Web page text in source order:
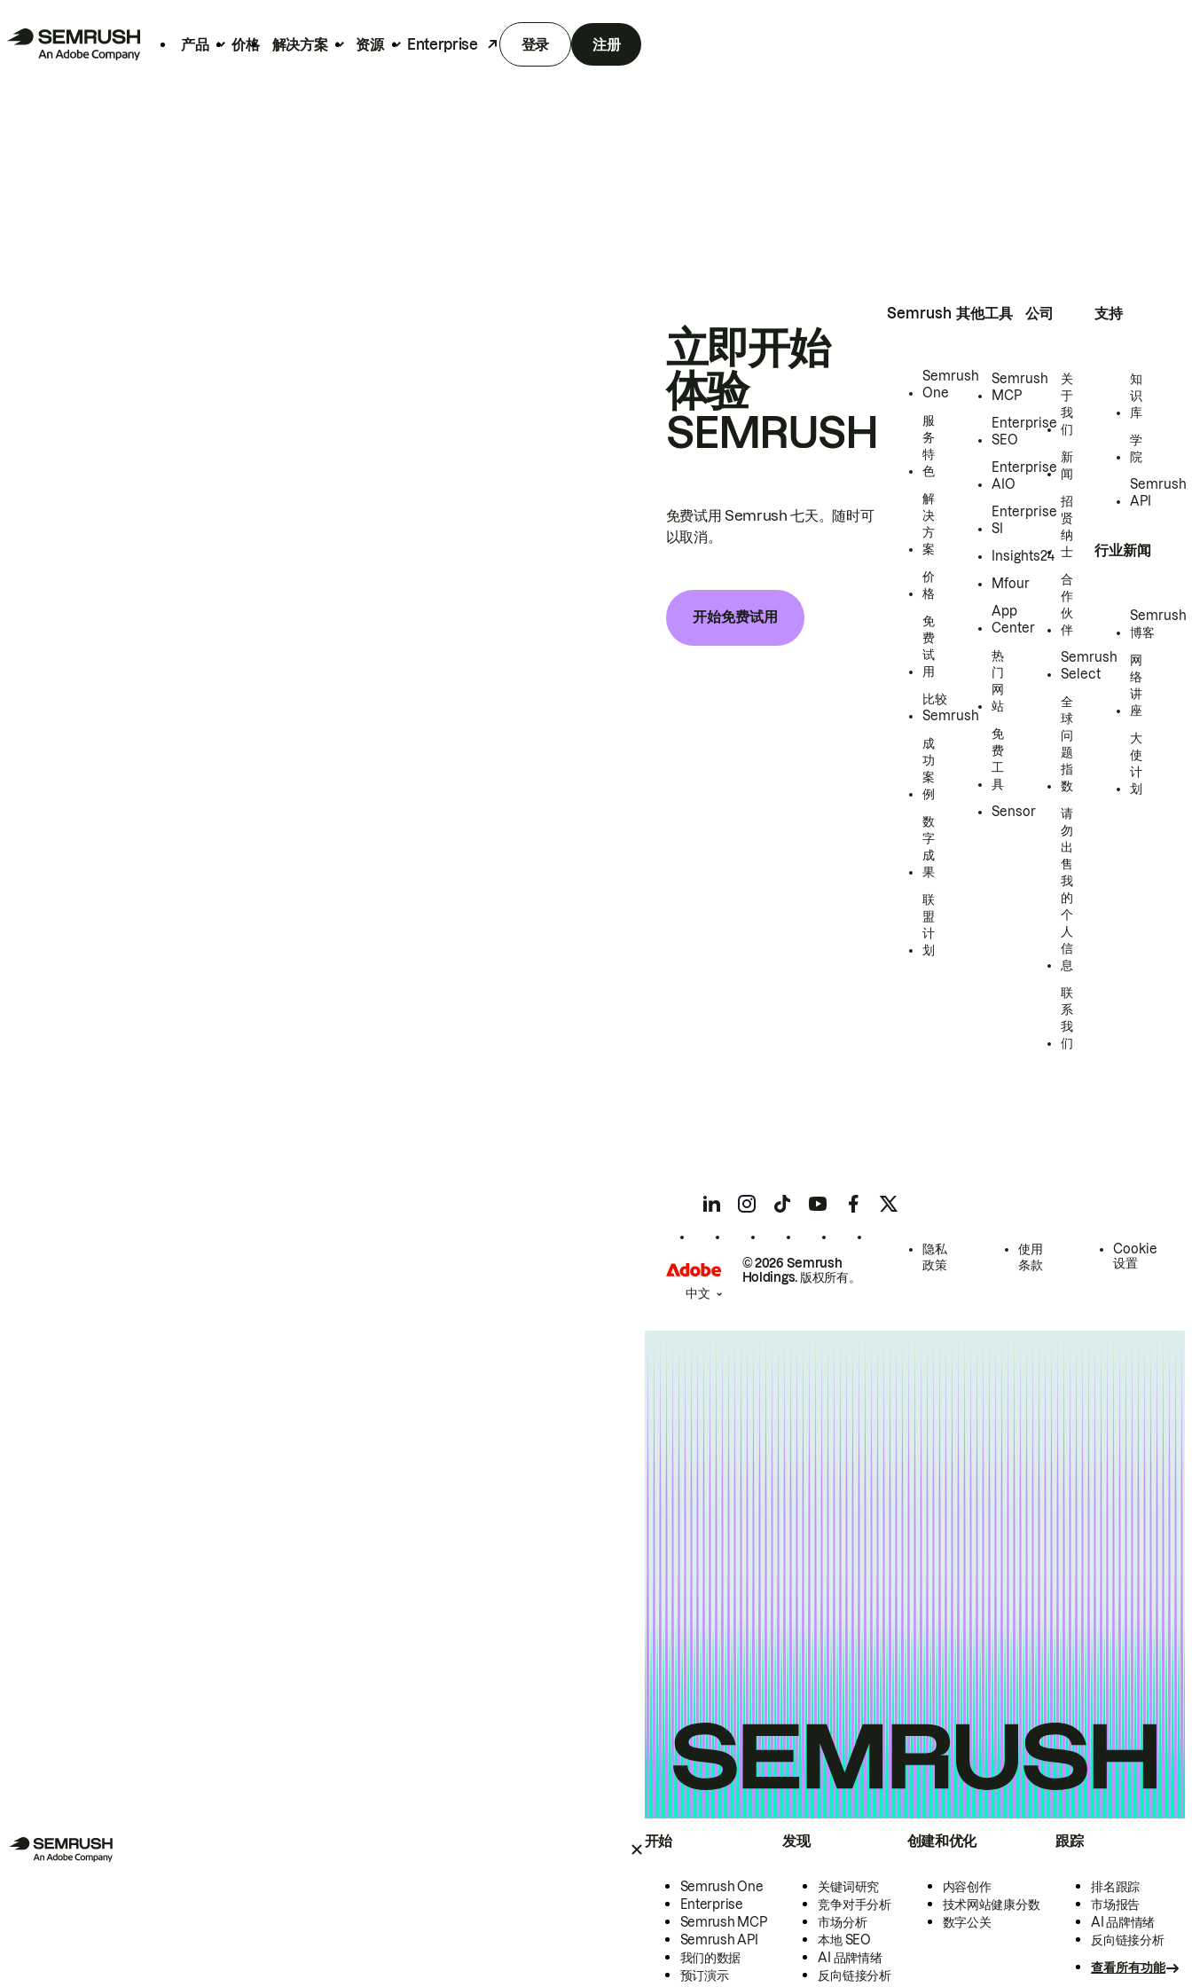
产品 价格 解决方案 资源 Enterprise 登录 注册
开始
Semrush One
Enterprise
Semrush MCP
Semrush API
我们的数据
预订演示
发现
关键词研究
竞争对手分析
市场分析
本地 SEO
AI 品牌情绪
反向链接分析
创建和优化
内容创作
技术网站健康分数
数字公关
跟踪
排名跟踪
市场报告
AI 品牌情绪
反向链接分析
查看所有功能
立即开始
体验
SEMRUSH
免费试用 Semrush 七天。随时可
以取消。
开始免费试用
Semrush
Semrush
One
服
务
特
色
解
决
方
案
价
格
免
费
试
用
比较
Semrush
成
功
案
例
数
字
成
果
联
盟
计
划
其他工具
Semrush
MCP
Enterprise
SEO
Enterprise
AIO
Enterprise
SI
Insights24
Mfour
App
Center
热
门
网
站
免
费
工
具
Sensor
公司
关
于
我
们
新
闻
招
贤
纳
士
合
作
伙
伴
Semrush
Select
全
球
问
题
指
数
请
勿
出
售
我
的
个
人
信
息
联
系
我
们
支持
知
识
库
学
院
Semrush
API
行业新闻
Semrush
博客
网
络
讲
座
大
使
计
划
© 2026 Semrush
Holdings. 版权所有。
隐私
政策
使用
条款
Cookie
设置
中文